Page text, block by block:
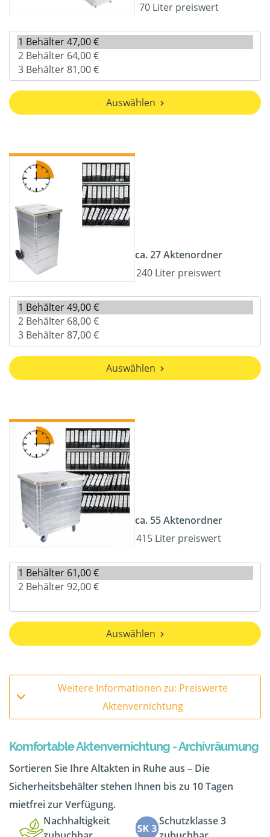
70 Liter preiswert
Auswählen
ca. 27 Aktenordner
240 Liter preiswert
Auswählen
ca. 55 Aktenordner
415 Liter preiswert
Auswählen
Weitere Informationen zu: Preiswerte
Aktenvernichtung
Komfortable Aktenvernichtung - Archivräumung
Sortieren Sie Ihre Altakten in Ruhe aus – Die
Sicherheitsbehälter stehen Ihnen bis zu 10 Tagen
mietfrei zur Verfügung.
Nachhaltigkeit
Schutzklasse 3